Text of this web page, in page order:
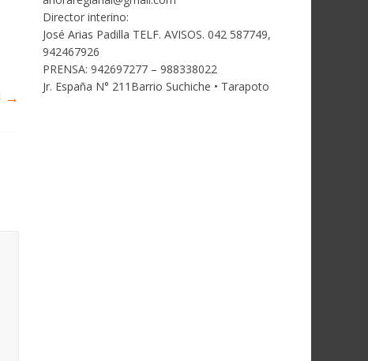
→
Director interino:
José Arias Padilla TELF. AVISOS. 042 587749,
942467926
PRENSA: 942697277 – 988338022
Jr. España N° 211Barrio Suchiche • Tarapoto